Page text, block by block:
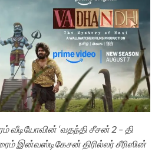
வீடியோவின் ‘வதந்தி சீசன் 2 – தி
இன்வஸ்டிகேசன் திரில்லர் சீரிஸின்